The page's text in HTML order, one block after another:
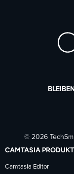
© 2026
CAMTASIA
Camtasia Editor